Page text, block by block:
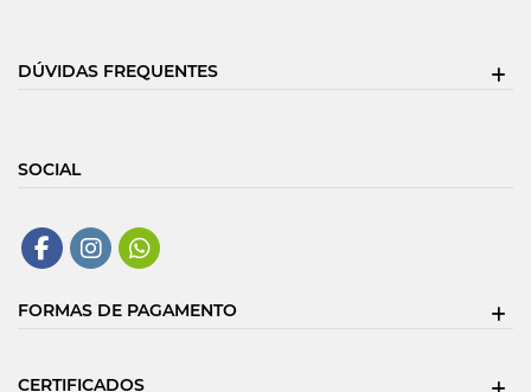
DÚVIDAS FREQUENTES
SOCIAL
FORMAS DE PAGAMENTO
CERTIFICADOS